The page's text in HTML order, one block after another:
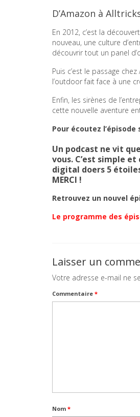
D’Amazon à
En 2012, c’est la
nouveau, une culture
découvrir tout un panel
Puis c’est le passage
l’outdoor fait face à une
Enfin, les sirènes de
cette nouvelle aventure
Pour écoutez l’épisode
Un podcast ne vit
vous. C’est simple
digital doers 5
MERCI !
Retrouvez un nouvel
Le programme des
Laisser un
Votre adresse e-mail ne
Commentaire *
Nom *